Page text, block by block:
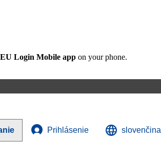
EU Login Mobile app on your phone.
Prihlásenie slovenčina